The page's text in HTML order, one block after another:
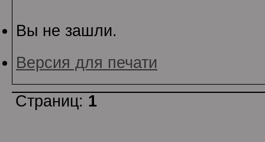
Вы не зашли.
Версия для печати
Страниц: 1